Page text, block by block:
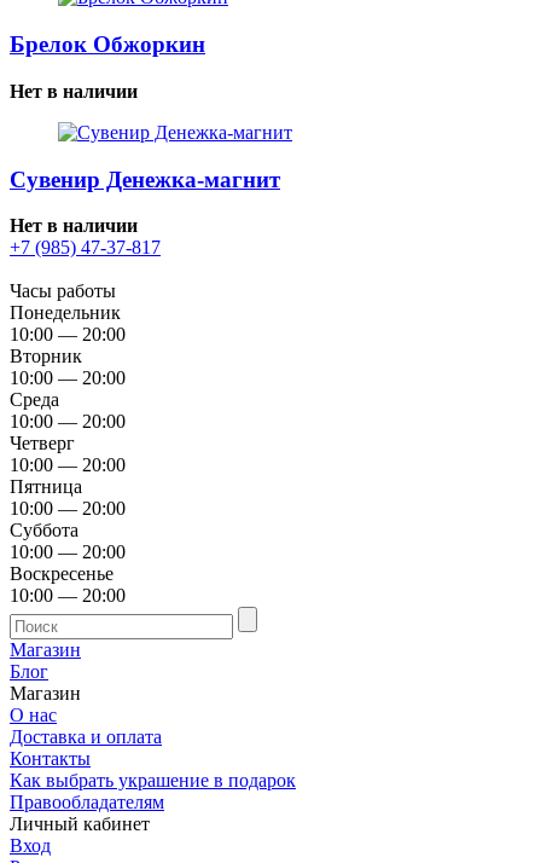
Брелок Обжоркин
Нет в наличии
Сувенир Денежка-магнит
Нет в наличии
+7 (985) 47-37-817
Часы работы
Понедельник
10:00 — 20:00
Вторник
10:00 — 20:00
Среда
10:00 — 20:00
Четверг
10:00 — 20:00
Пятница
10:00 — 20:00
Суббота
10:00 — 20:00
Воскресенье
10:00 — 20:00
Магазин
Блог
Магазин
О нас
Доставка и оплата
Контакты
Как выбрать украшение в подарок
Правообладателям
Личный кабинет
Вход